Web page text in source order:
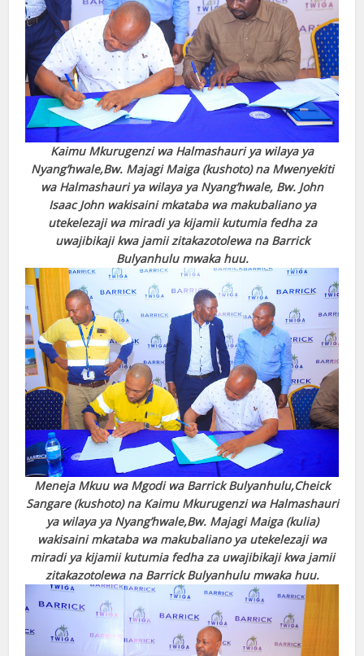
Kaimu Mkurugenzi wa Halmashauri ya wilaya ya
Nyang’hwale,Bw. Majagi Maiga (kushoto) na Mwenyekiti
wa Halmashauri ya wilaya ya Nyang’hwale, Bw. John
Isaac John wakisaini mkataba wa makubaliano ya
utekelezaji wa miradi ya kijamii kutumia fedha za
uwajibikaji kwa jamii zitakazotolewa na Barrick
Bulyanhulu mwaka huu.
Meneja Mkuu wa Mgodi wa Barrick Bulyanhulu,Cheick
Sangare (kushoto) na Kaimu Mkurugenzi wa Halmashauri
ya wilaya ya Nyang’hwale,Bw. Majagi Maiga (kulia)
wakisaini mkataba wa makubaliano ya utekelezaji wa
miradi ya kijamii kutumia fedha za uwajibikaji kwa jamii
zitakazotolewa na Barrick Bulyanhulu mwaka huu.